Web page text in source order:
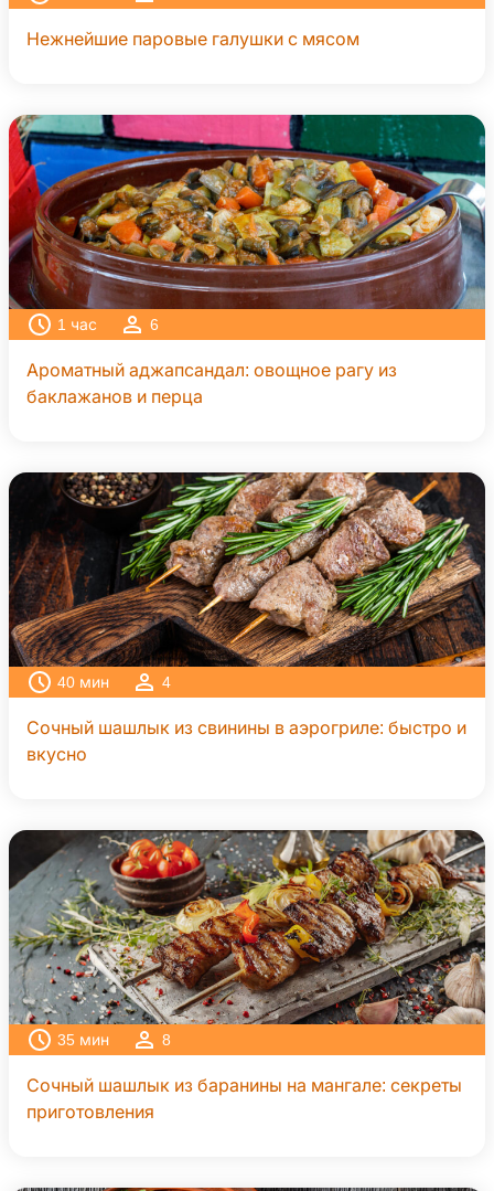
Нежнейшие паровые галушки с мясом
1 час 6
Ароматный аджапсандал: овощное рагу из
баклажанов и перца
40 мин 4
Сочный шашлык из свинины в аэрогриле: быстро и
вкусно
35 мин 8
Сочный шашлык из баранины на мангале: секреты
приготовления